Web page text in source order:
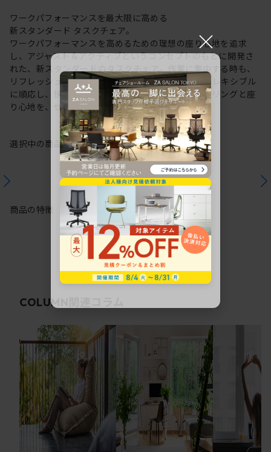
ワークパフォーマンスを最大限に高める
新スタンダード タスクチェア。
ワークパフォーマンスを高めるための理想の座り心地を追求
し、アジャスト＆アクティブというコンセプトのもとに開発さ
れた、新スタンダードのタスクチェア。作業に集中する時も、
リフレッシュする時も、座る姿勢や身体の動きにフレキシブル
に順応し、快適にサポートします。新感覚のスタイリングと座
り心地を、ぜひご体感ください。
選択中の商品情報保証注意事項
商品の特徴
COLUMN
×